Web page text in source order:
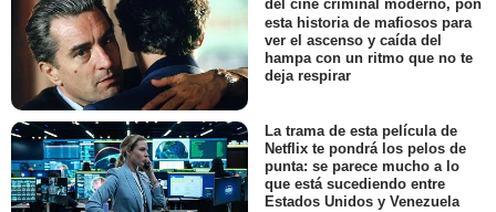
del cine criminal moderno, pon
esta historia de mafiosos para
ver el ascenso y caída del
hampa con un ritmo que no te
deja respirar
La trama de esta película de
Netflix te pondrá los pelos de
punta: se parece mucho a lo
que está sucediendo entre
Estados Unidos y Venezuela